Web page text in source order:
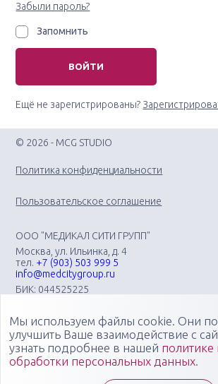
Забыли пароль?
Запомнить
ВОЙТИ
Ещё не зарегистрированы?
© 2026 - MCG STUDIO
Политика конфиденциальности
Пользовательское соглашение
ООО "МЕДИКАЛ СИТИ ГРУПП"
Москва, ул. Ильинка, д. 4
тел. +7 (903) 503 999 5
info@medcitygroup.ru
БИК: 044525225
Организация научно-практических
мероприятий различного профиля:
конференций, симпозиумов, вебинаров,
очных, онлайн- и смешанных форматах,
Мы используем файлы cookie. Они
улучшить Ваше взаимодействие с
узнать подробнее в нашей
обработки персональных данных.